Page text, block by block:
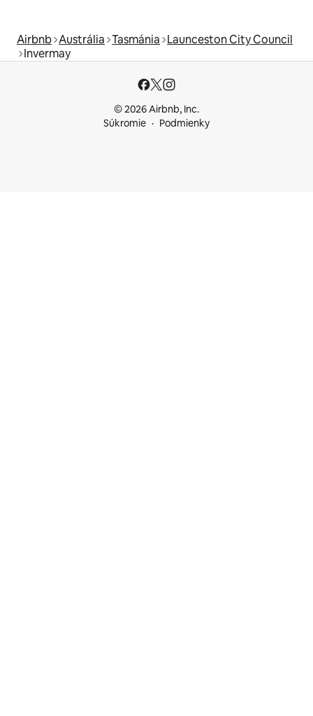
Airbnb Austrália Tasmánia Launceston City Council
Invermay
© 2026 Airbnb, Inc.
Súkromie
Podmienky